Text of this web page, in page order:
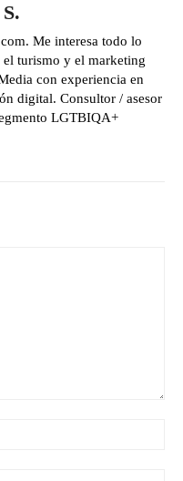
Me interesa todo lo
el turismo y el marketing
con experiencia en
digital. Consultor / asesor
LGTBIQA+